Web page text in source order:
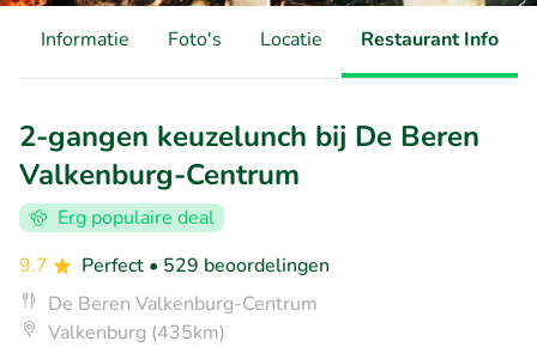
Informatie Foto's Locatie Restaurant Info
2-gangen keuzelunch bij De Beren
Valkenburg-Centrum
Erg populaire deal
9.7
Perfect • 529 beoordelingen
De Beren Valkenburg-Centrum
Valkenburg (435km)